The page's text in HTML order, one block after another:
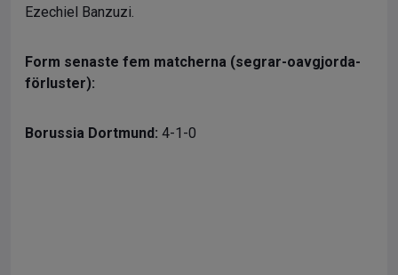
Ezechiel Banzuzi.
Form senaste fem matcherna (segrar-oavgjorda-
förluster):
Borussia Dortmund: 4-1-0